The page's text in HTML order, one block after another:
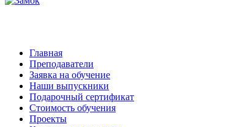
Главная
Преподаватели
Заявка на обучение
Наши выпускники
Подарочный сертификат
Стоимость обучения
Проекты